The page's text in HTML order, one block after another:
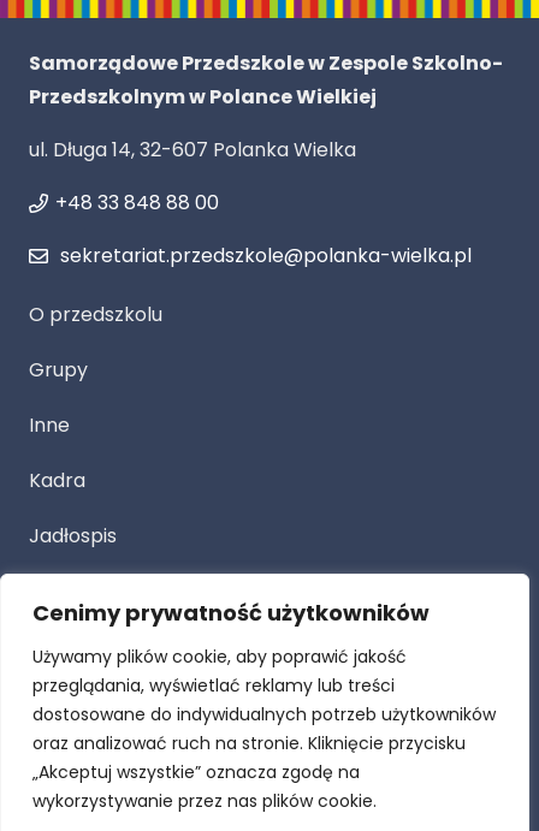
Cenimy prywatność użytkowników
Używamy plików cookie, aby poprawić jakość
przeglądania, wyświetlać reklamy lub treści
dostosowane do indywidualnych potrzeb użytkowników
oraz analizować ruch na stronie. Kliknięcie przycisku
„Akceptuj wszystkie” oznacza zgodę na
wykorzystywanie przez nas plików cookie.
Samorządowe Przedszkole w Zespole Szkolno-
Przedszkolnym w Polance Wielkiej
ul. Długa 14, 32-607 Polanka Wielka
+48 33 848 88 00
sekretariat.przedszkole@polanka-wielka.pl
O przedszkolu
Grupy
Inne
Kadra
Jadłospis
Przetarg
Dla Rodziców
Procedury
RODO